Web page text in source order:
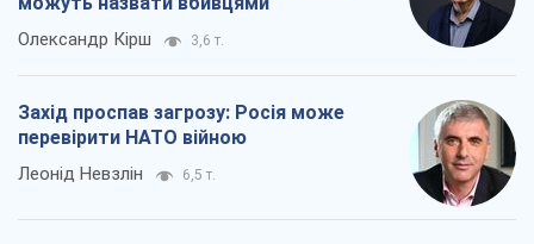
Олександр Кірш 3,6 т.
Захід проспав загрозу: Росія може
перевірити НАТО війною
Леонід Невзлін 6,5 т.